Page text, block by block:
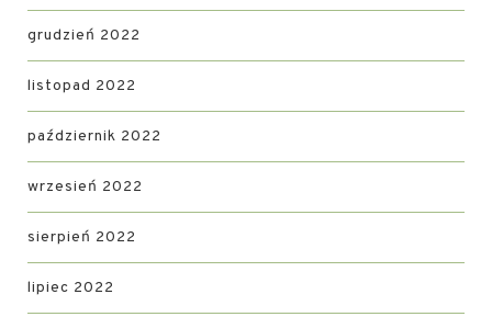
grudzień 2022
listopad 2022
październik 2022
wrzesień 2022
sierpień 2022
lipiec 2022